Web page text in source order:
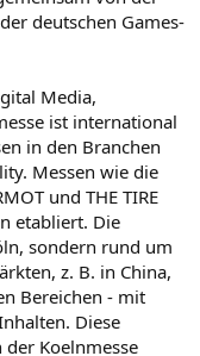
deutschen Games-
Media,
ist international
in den Branchen
Messen wie die
und THE TIRE
etabliert. Die
sondern rund um
z. B. in China,
Bereichen - mit
Diese
Koelnmesse